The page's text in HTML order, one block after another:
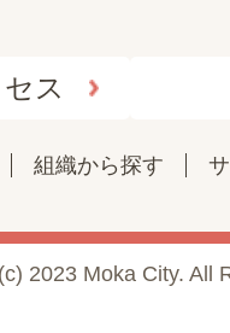
ス
組織から探す
2023 Moka City. All